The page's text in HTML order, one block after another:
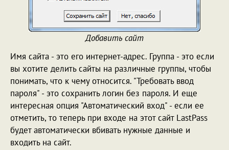
Добавить сайт
Имя сайта - это его интернет-адрес. Группа - это если
вы хотите делить сайты на различные группы, чтобы
понимать, что к чему относится. "Требовать ввод
пароля" - это сохранить логин без пароля. И еще
интересная опция "Автоматический вход" - если ее
отметить, то теперь при входе на этот сайт LastPass
будет автоматически вбивать нужные данные и
входить на сайт.